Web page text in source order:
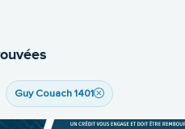
Guy Couach 1401